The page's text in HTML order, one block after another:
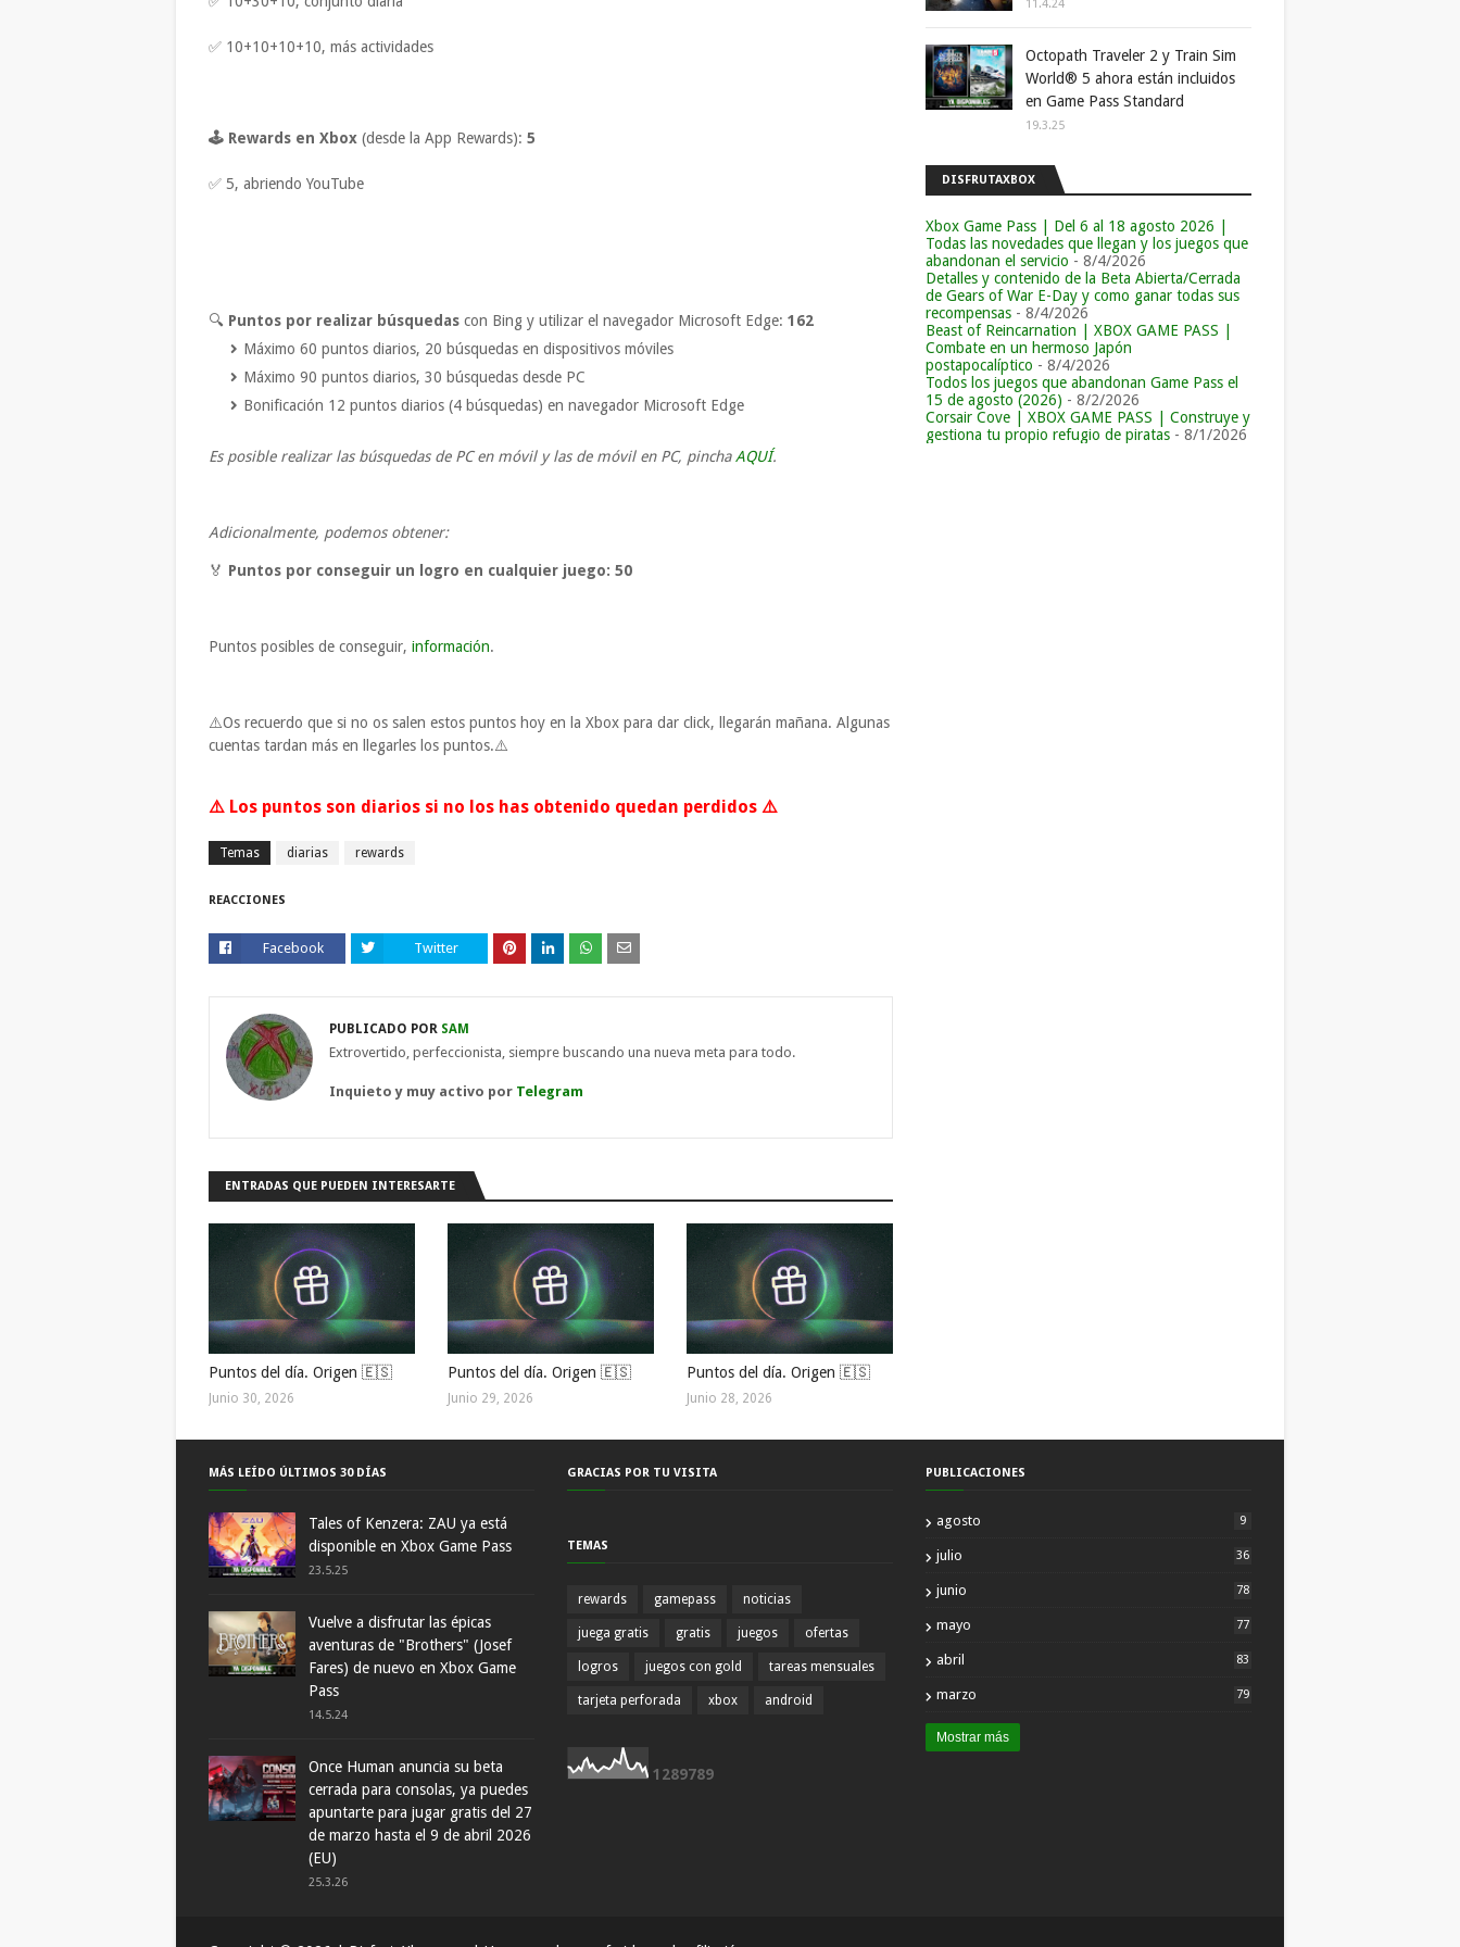
✅ 10+10+10+10, más actividades
🕹 Rewards en Xbox (desde la App Rewards): 5
✅ 5, abriendo YouTube
🔍 Puntos por realizar búsquedas con Bing y utilizar el navegador Microsoft Edge: 162
Máximo 60 puntos diarios, 20 búsquedas en dispositivos móviles
Máximo 90 puntos diarios, 30 búsquedas desde PC
Bonificación 12 puntos diarios (4 búsquedas) en navegador Microsoft Edge
Es posible realizar las búsquedas de PC en móvil y las de móvil en PC, pinchaAQUÍ.
Adicionalmente, podemos obtener:
🏅 Puntos por conseguir un logro en cualquier juego: 50
Puntos posibles de conseguir, información.
⚠️Os recuerdo que si no os salen estos puntos hoy en la Xbox para dar click, llegarán mañana. Algunas
cuentas tardan más en llegarles los puntos.⚠️
⚠️ Los puntos son diarios si no los has obtenido quedan perdidos ⚠️
Temas diarias rewards
REACCIONES
Facebook Twitter
PUBLICADO POR SAM
Extrovertido, perfeccionista, siempre buscando una nueva meta para todo.
Inquieto y muy activo por Telegram
ENTRADAS QUE PUEDEN INTERESARTE
Puntos del día. Origen 🇪🇸
Junio 30, 2026
Puntos del día. Origen 🇪🇸
Junio 29, 2026
Puntos del día. Origen 🇪🇸
Junio 28, 2026
11.4.24
Octopath Traveler 2 y Train Sim
World® 5 ahora están incluidos
en Game Pass Standard
19.3.25
DISFRUTAXBOX
Xbox Game Pass | Del 6 al 18 agosto 2026 |
Todas las novedades que llegan y los juegos que
abandonan el servicio - 8/4/2026
Detalles y contenido de la Beta Abierta/Cerrada
de Gears of War E-Day y como ganar todas sus
recompensas - 8/4/2026
Beast of Reincarnation | XBOX GAME PASS |
Combate en un hermoso Japón
postapocalíptico - 8/4/2026
Todos los juegos que abandonan Game Pass el
15 de agosto (2026) - 8/2/2026
Corsair Cove | XBOX GAME PASS | Construye y
gestiona tu propio refugio de piratas - 8/1/2026
MÁS LEÍDO ÚLTIMOS 30 DÍAS
Tales of Kenzera: ZAU ya está
disponible en Xbox Game Pass
23.5.25
Vuelve a disfrutar las épicas
aventuras de "Brothers" (Josef
Fares) de nuevo en Xbox Game
Pass
14.5.24
Once Human anuncia su beta
cerrada para consolas, ya puedes
apuntarte para jugar gratis del 27
de marzo hasta el 9 de abril 2026
(EU)
25.3.26
GRACIAS POR TU VISITA
TEMAS
rewards gamepass noticias
juega gratis gratis juegos ofertas
logros juegos con gold tareas mensuales
tarjeta perforada xbox android
1 289789
PUBLICACIONES
agosto 9
julio 36
junio 78
mayo 77
abril 83
marzo 79
Mostrar más